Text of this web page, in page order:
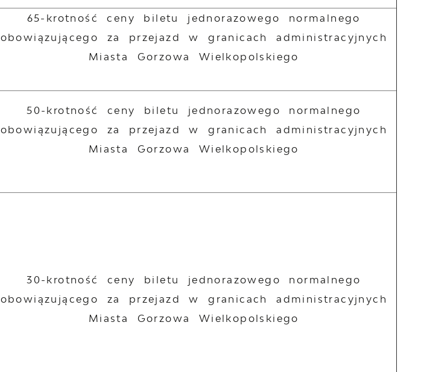
65-krotność ceny biletu jednorazowego normalnego
obowiązującego za przejazd w granicach administracyjnych
Miasta Gorzowa Wielkopolskiego
50-krotność ceny biletu jednorazowego normalnego
obowiązującego za przejazd w granicach administracyjnych
Miasta Gorzowa Wielkopolskiego
30-krotność ceny biletu jednorazowego normalnego
obowiązującego za przejazd w granicach administracyjnych
Miasta Gorzowa Wielkopolskiego